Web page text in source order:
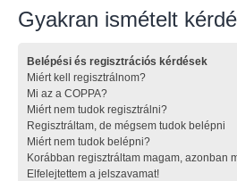
Gyakran ismételt
Belépési és regisztrációs kérdések
Miért kell regisztrálnom?
Mi az a COPPA?
Miért nem tudok regisztrálni?
Regisztráltam, de mégsem tudok belépni
Miért nem tudok belépni?
Korábban regisztráltam magam, azonban
Elfelejtettem a jelszavamat!